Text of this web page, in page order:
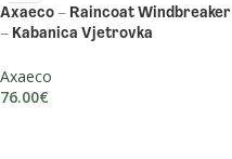
Axaeco – Raincoat Windbreaker
– Kabanica Vjetrovka
Axaeco
76.00€